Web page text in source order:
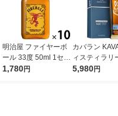
明治屋 ファイヤーボ
ール 33度 50ml 1セッ
ト（10本） リキュー
1,780円
カバラン
ィスティラリ
トNo.2 シン
5,980円